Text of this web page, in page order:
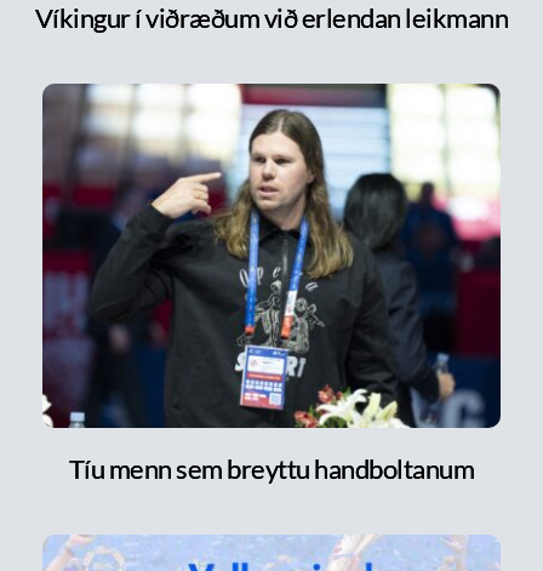
Víkingur í viðræðum við erlendan leikmann
Tíu menn sem breyttu handboltanum